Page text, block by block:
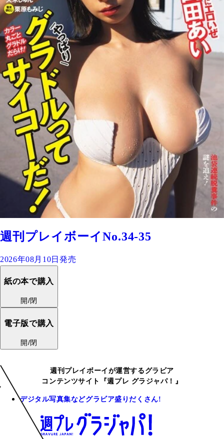
週刊プレイボーイNo.34-35
2026年08月10日発売
紙の本で購入
開/閉
電子版で購入
開/閉
週刊プレイボーイが運営するグラビア
コンテンツサイト『週プレ グラジャパ！』
デジタル写真集などグラビア盛りだくさん!